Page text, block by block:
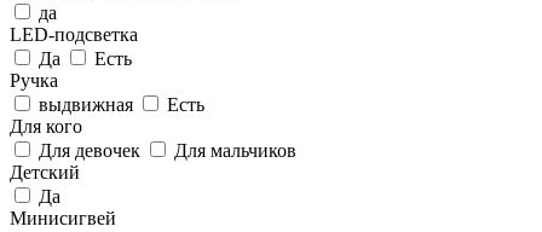
да
LED-подсветка
Да
Есть
Ручка
выдвижная
Есть
Для кого
Для девочек
Для мальчиков
Детский
Да
Минисигвей